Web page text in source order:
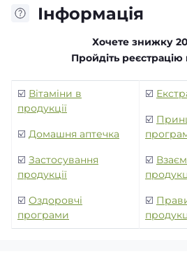
Інформація
Хочете знижку
Пройдіть реєстрацію
☑️ Вітаміни в
продукції
☑️ Домашня аптечка
☑️ Застосування
продукції
☑️ Оздоровчі
програми
☑️
☑️
☑️
☑️